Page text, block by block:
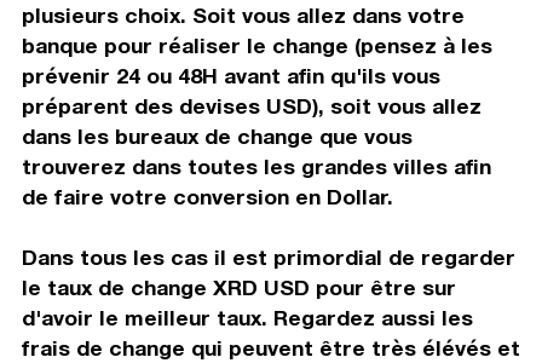
plusieurs choix. Soit vous allez dans votre
banque pour réaliser le change (pensez à les
prévenir 24 ou 48H avant afin qu'ils vous
préparent des devises USD), soit vous allez
dans les bureaux de change que vous
trouverez dans toutes les grandes villes afin
de faire votre conversion en Dollar.
Dans tous les cas il est primordial de regarder
le taux de change XRD USD pour être sur
d'avoir le meilleur taux. Regardez aussi les
frais de change qui peuvent être très élévés et